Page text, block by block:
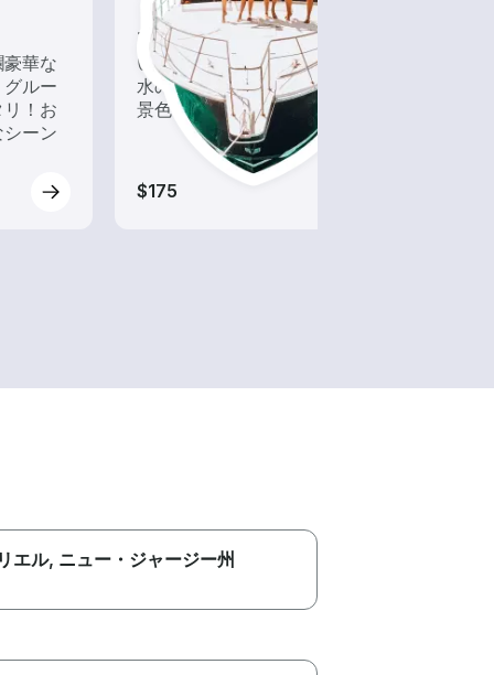
華な
ルー
！お
ーン
ツアー
いろんな再発見があるかも!?
水の上から眺める一味違った
景色を楽しもう！
$175
エル, ニュー・ジャージー州